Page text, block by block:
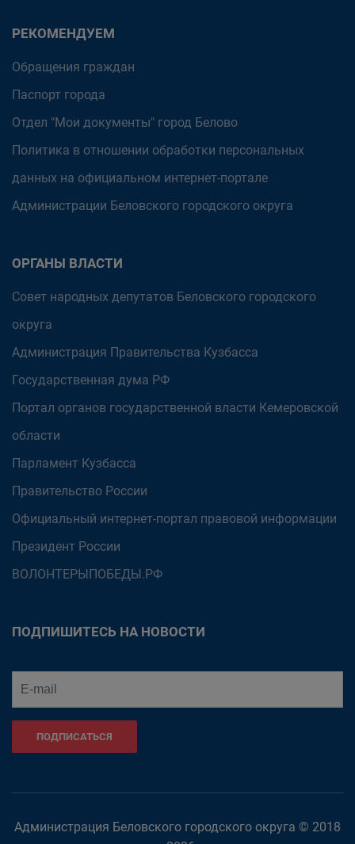
РЕКОМЕНДУЕМ
Обращения граждан
Паспорт города
Отдел "Мои документы" город Белово
Политика в отношении обработки персональных
данных на официальном интернет-портале
Администрации Беловского городского округа
ОРГАНЫ ВЛАСТИ
Совет народных депутатов Беловского городского
округа
Администрация Правительства Кузбасса
Государственная дума РФ
Портал органов государственной власти Кемеровской
области
Парламент Кузбасса
Правительство России
Официальный интернет-портал правовой информации
Президент России
ВОЛОНТЕРЫПОБЕДЫ.РФ
ПОДПИШИТЕСЬ НА НОВОСТИ
ПОДПИСАТЬСЯ
Администрация Беловского городского округа © 2018